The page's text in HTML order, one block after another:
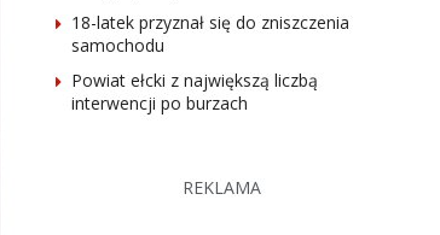
18-latek przyznał się do zniszczenia
samochodu
Powiat ełcki z największą liczbą
interwencji po burzach
REKLAMA